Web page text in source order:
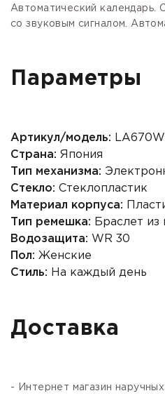
Автоматический календарь.
со звуковым сигналом.
Параметры
Артикул/модель:
Страна: Япония
Тип механизма:
Стекло: Стеклопластик
Материал корпуса:
Тип ремешка: Браслет
Водозащита: WR 30
Пол: Женские
Стиль: На каждый день
Доставка
- Интернет магазин